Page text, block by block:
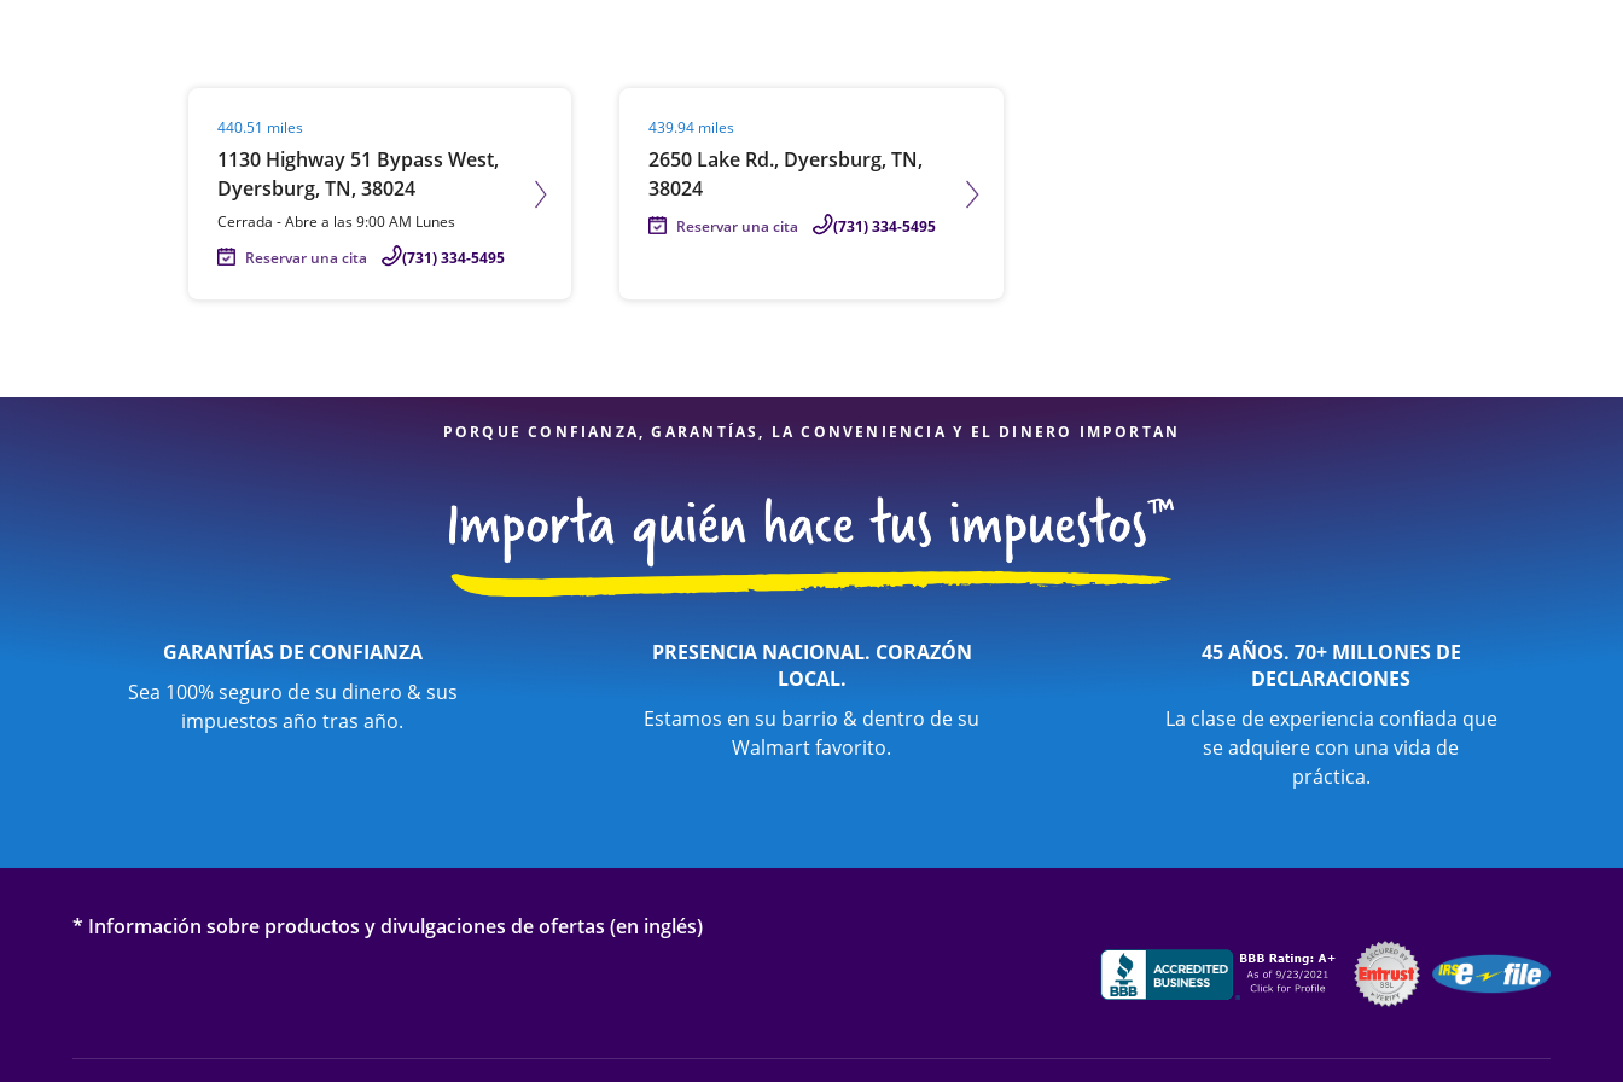
440.51 miles
1130 Highway 51 Bypass West,
Dyersburg, TN, 38024
Cerrada -Abre a las9:00 AM Lunes
Reservar una cita
(731) 334-5495
439.94 miles
2650 Lake Rd., Dyersburg, TN,
38024
Reservar una cita (731) 334-5495
PORQUE CONFIANZA, GARANTÍAS, LA CONVENIENCIA Y EL DINERO IMPORTAN
GARANTÍAS DE CONFIANZA
Sea 100% seguro de su dinero & sus
impuestos año tras año.
PRESENCIA NACIONAL. CORAZÓN
LOCAL.
Estamos en su barrio & dentro de su
Walmart favorito.
45 AÑOS. 70+ MILLONES DE
DECLARACIONES
La clase de experiencia confiada que
se adquiere con una vida de
práctica.
* Información sobre productos y divulgaciones de ofertas (en inglés)